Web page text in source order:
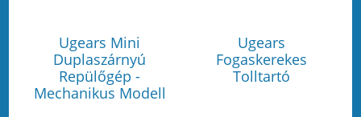
Ugears Mini
Duplaszárnyú
Repülőgép -
Mechanikus Modell
Ugears
Fogaskerekes
Tolltartó